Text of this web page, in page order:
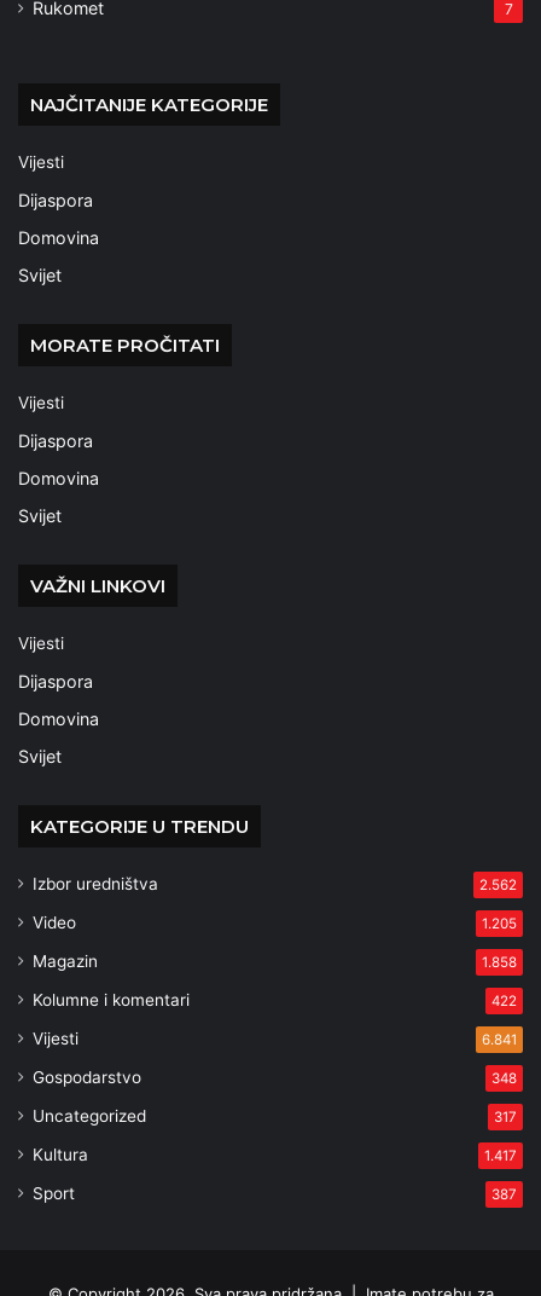
Rukomet 7
NAJČITANIJE KATEGORIJE
Vijesti
Dijaspora
Domovina
Svijet
MORATE PROČITATI
Vijesti
Dijaspora
Domovina
Svijet
VAŽNI LINKOVI
Vijesti
Dijaspora
Domovina
Svijet
KATEGORIJE U TRENDU
Izbor uredništva 2.562
Video 1.205
Magazin 1.858
Kolumne i komentari 422
Vijesti 6.841
Gospodarstvo 348
Uncategorized 317
Kultura 1.417
Sport 387